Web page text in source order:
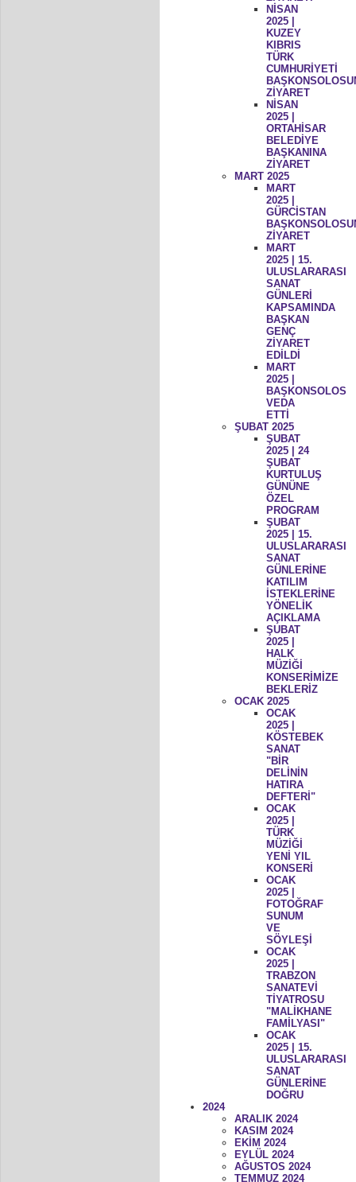
NİSAN
2025 |
KUZEY
KIBRIS
TÜRK
CUMHURİYETİ
ZİYARET
NİSAN
2025 |
ORTAHİSAR
BELEDİYE
BAŞKANINA
ZİYARET
MART 2025
MART
2025 |
GÜRCİSTAN
ZİYARET
MART
2025 | 15.
ULUSLARARASI
SANAT
GÜNLERİ
KAPSAMINDA
BAŞKAN
GENÇ
ZİYARET
EDİLDİ
MART
2025 |
BAŞKONSOLOS
VEDA
ETTİ
ŞUBAT 2025
ŞUBAT
2025 | 24
ŞUBAT
KURTULUŞ
GÜNÜNE
ÖZEL
PROGRAM
ŞUBAT
2025 | 15.
ULUSLARARASI
SANAT
GÜNLERİNE
KATILIM
İSTEKLERİNE
YÖNELİK
AÇIKLAMA
ŞUBAT
2025 |
HALK
MÜZİĞİ
KONSERİMİZE
BEKLERİZ
OCAK 2025
OCAK
2025 |
KÖSTEBEK
SANAT
"BİR
DELİNİN
HATIRA
DEFTERİ"
OCAK
2025 |
TÜRK
MÜZİĞİ
YENİ YIL
KONSERİ
OCAK
2025 |
FOTOĞRAF
SUNUM
VE
SÖYLEŞİ
OCAK
2025 |
TRABZON
SANATEVİ
TİYATROSU
"MALİKHANE
FAMİLYASI"
OCAK
2025 | 15.
ULUSLARARASI
SANAT
GÜNLERİNE
DOĞRU
2024
ARALIK 2024
KASIM 2024
EKİM 2024
EYLÜL 2024
AĞUSTOS 2024
TEMMUZ 2024